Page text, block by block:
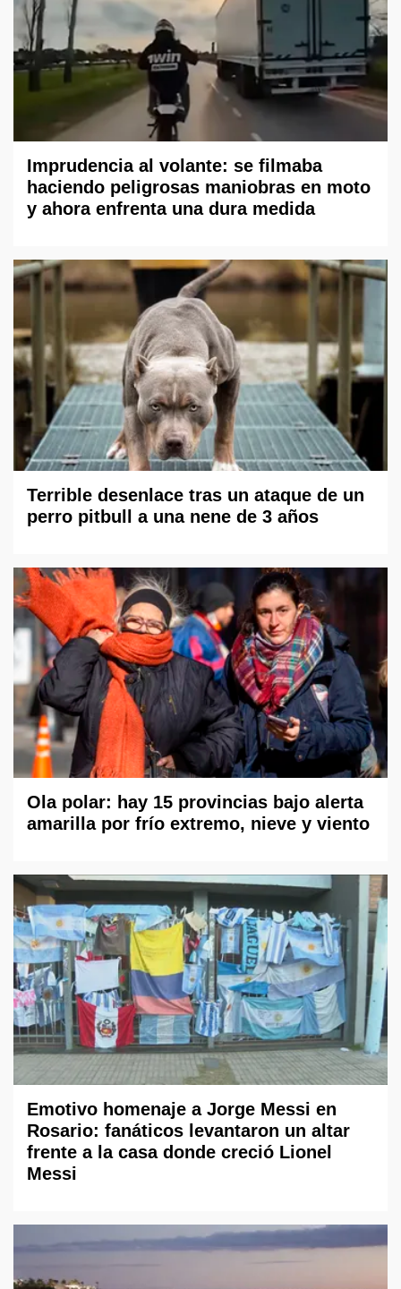
Imprudencia al volante: se filmaba
haciendo peligrosas maniobras en moto
y ahora enfrenta una dura medida
Terrible desenlace tras un ataque de un
perro pitbull a una nene de 3 años
Ola polar: hay 15 provincias bajo alerta
amarilla por frío extremo, nieve y viento
Emotivo homenaje a Jorge Messi en
Rosario: fanáticos levantaron un altar
frente a la casa donde creció Lionel
Messi